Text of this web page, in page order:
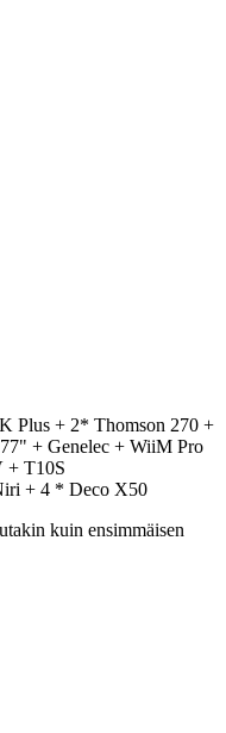
Plus + 2* Thomson 270 +
+ Genelec + WiiM Pro
+ T10S
+ 4 * Deco X50
kuin ensimmäisen